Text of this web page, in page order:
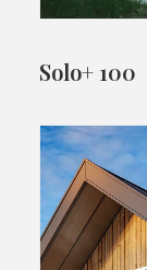
Solo+ 100